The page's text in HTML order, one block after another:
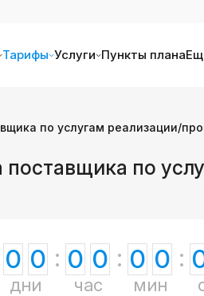
Тарифы Услуги Пункты плана
по услугам реализации/
по
0 0
дни
0 0
час
0 0
мин